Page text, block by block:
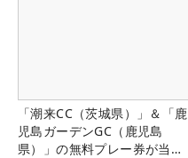
「潮来CC（茨城県）」＆「鹿
児島ガーデンGC（鹿児島
県）」の無料プレー券が当た